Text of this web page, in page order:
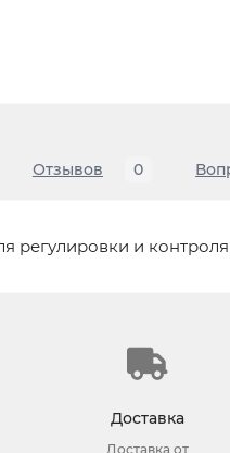
Отзывов 0
регулировки и
Доставка
Доставка от